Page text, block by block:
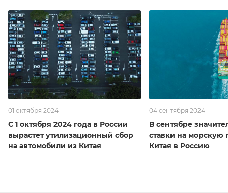
01 октября 2024
С 1 октября 2024 года в России
вырастет утилизационный сбор
на автомобили из Китая
04 сентября 2024
В сентябре
ставки на морскую
Китая в Россию